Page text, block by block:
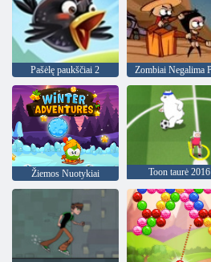
Pašėlę paukščiai 2
Žiemos Nuotykiai Toon taurė 2016